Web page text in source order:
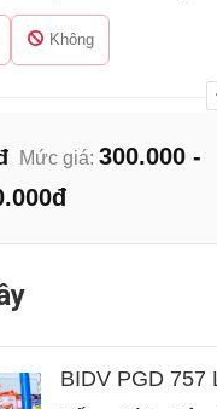
Không
Mức giá: 300.000 -
BIDV PGD 757